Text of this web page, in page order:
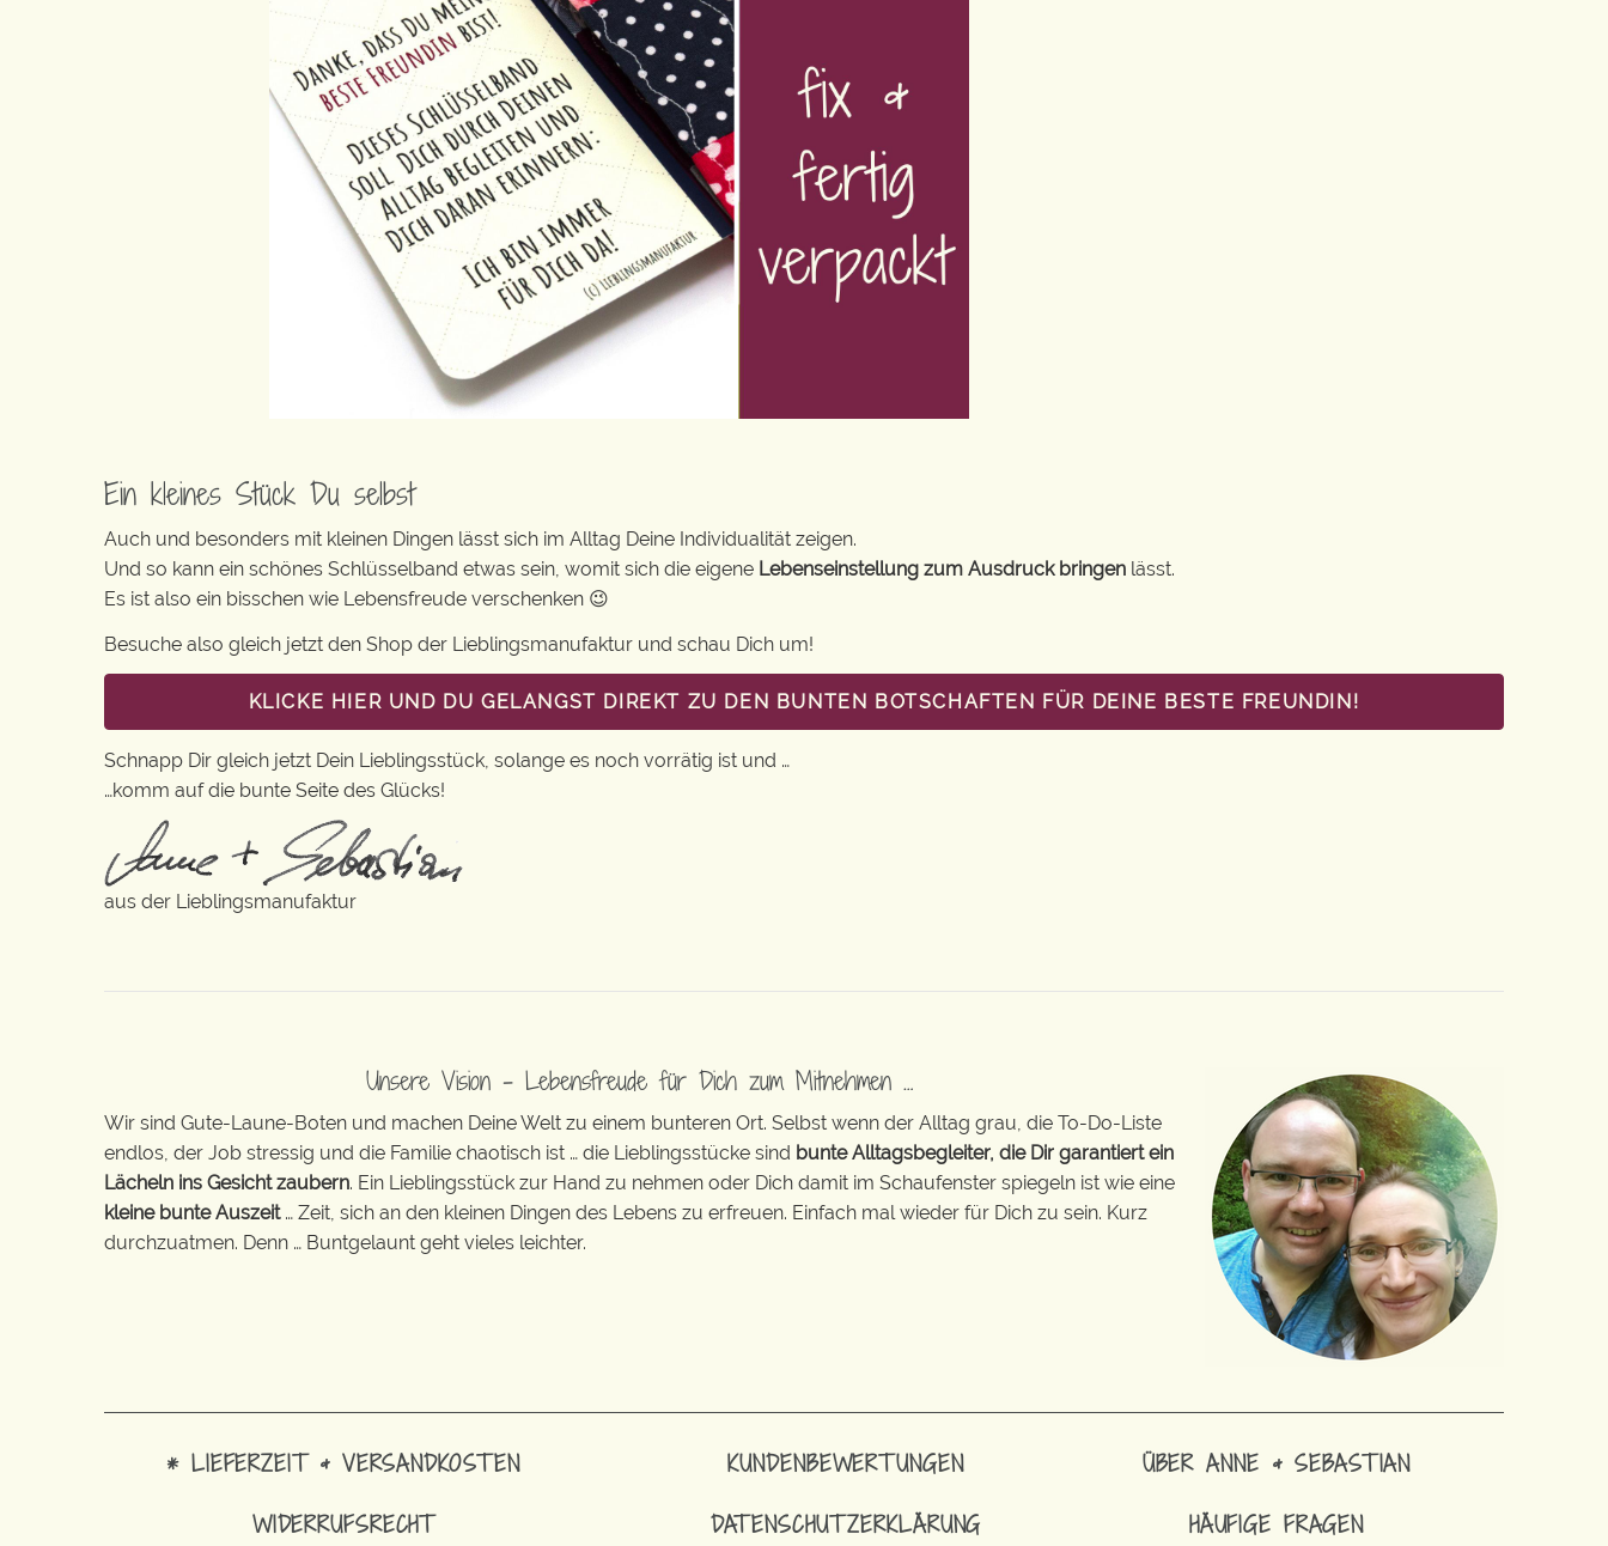
Ein kleines Stück Du selbst
Auch und besonders mit kleinen Dingen lässt sich im Alltag Deine Individualität zeigen.
Und so kann ein schönes Schlüsselband etwas sein, womit sich die eigene Lebenseinstellung zum Ausdruck bringen lässt.
Es ist also ein bisschen wie Lebensfreude verschenken 😉
Besuche also gleich jetzt den Shop der Lieblingsmanufaktur und schau Dich um!
KLICKE HIER UND DU GELANGST DIREKT ZU DEN BUNTEN BOTSCHAFTEN FÜR DEINE BESTE FREUNDIN!
Schnapp Dir gleich jetzt Dein Lieblingsstück, solange es noch vorrätig ist und …
…komm auf die bunte Seite des Glücks!
aus der Lieblingsmanufaktur
Unsere Vision – Lebensfreude für Dich zum Mitnehmen …
Wir sind Gute-Laune-Boten und machen Deine Welt zu einem bunteren Ort. Selbst wenn der Alltag grau, die To-Do-Liste
endlos, der Job stressig und die Familie chaotisch ist … die Lieblingsstücke sind bunte Alltagsbegleiter, die Dir garantiert ein
Lächeln ins Gesicht zaubern. Ein Lieblingsstück zur Hand zu nehmen oder Dich damit im Schaufenster spiegeln ist wie eine
kleine bunte Auszeit… Zeit, sich an den kleinen Dingen des Lebens zu erfreuen. Einfach mal wieder für Dich zu sein. Kurz
durchzuatmen. Denn … Buntgelaunt geht vieles leichter.
* LIEFERZEIT & VERSANDKOSTEN
WIDERRUFSRECHT
KUNDENBEWERTUNGEN
DATENSCHUTZERKLÄRUNG
ÜBER ANNE & SEBASTIAN
HÄUFIGE FRAGEN